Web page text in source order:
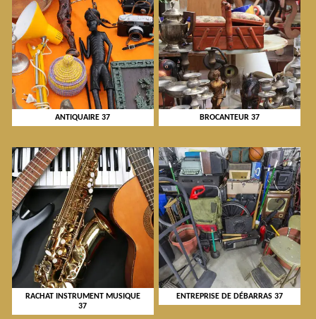
ANTIQUAIRE 37 BROCANTEUR 37
RACHAT INSTRUMENT MUSIQUE
37
ENTREPRISE DE DÉBARRAS 37